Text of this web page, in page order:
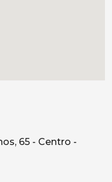
65 - Centro -